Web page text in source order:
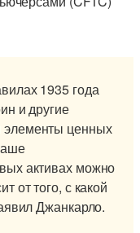
1935 года
и другие
ценных
активах можно
от того, с какой
Джанкарло.